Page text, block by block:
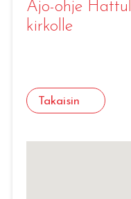
Ajo-ohje
kirkolle
Takaisin